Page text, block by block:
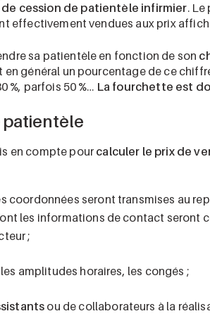
cession de patientèle infirmier. Le
effectivement vendues aux prix
sa patientèle en fonction de son
en général un pourcentage de ce
%, parfois 50 %… La fourchette est
patientèle
en compte pourcalculer le prix de
coordonnées seront transmises au
les informations de contact seront
;
amplitudes horaires, les congés ;
ou de collaborateurs à la